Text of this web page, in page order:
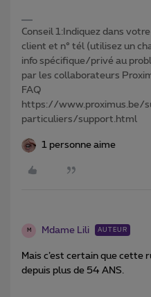
Conseil 1:Indiquez dans
client et n° tél (utilisez un
info spécifique/privé au
par les collaborateurs
FAQ
https://
particuliers/support.html
1 personne aime
M Mdame Lili AUTEUR
Mais c’est certain que cette
depuis plus de 54 ANS.